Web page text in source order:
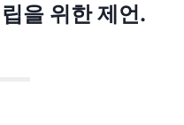
을 위한 제언.